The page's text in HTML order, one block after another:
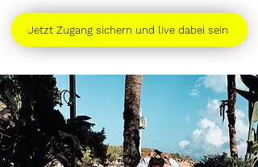
Jetzt Zugang sichern und live dabei sein